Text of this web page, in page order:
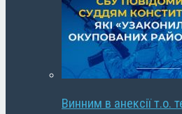
Винним в анексії т.о.